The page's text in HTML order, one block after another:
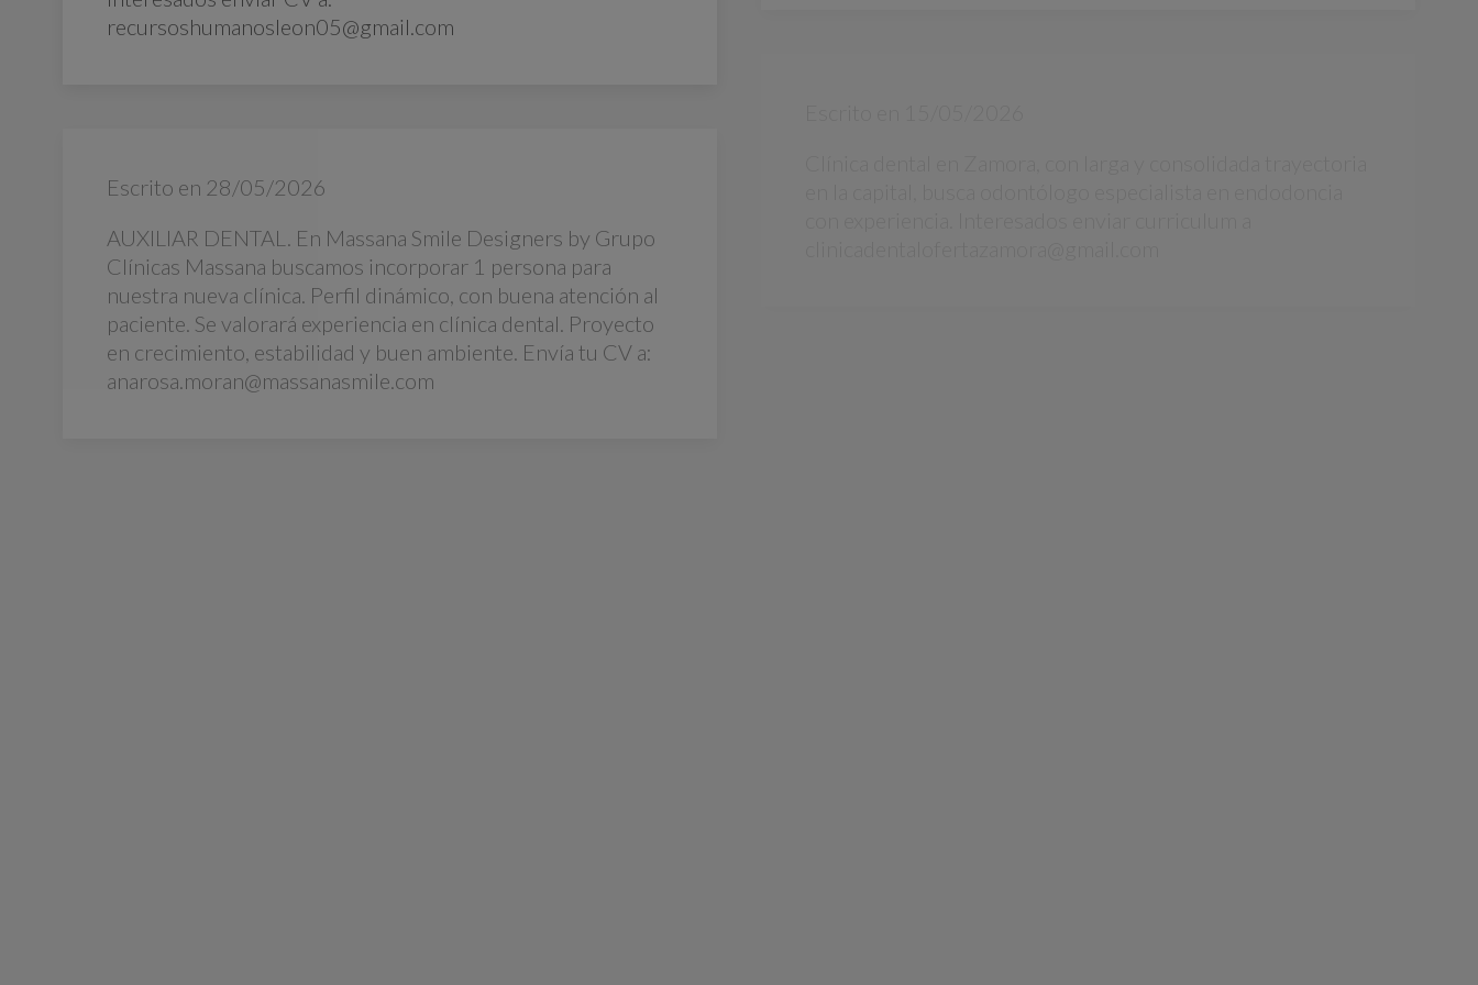
recursoshumanosleon05@gmail.com
Escrito en 28/05/2026
AUXILIAR DENTAL. En Massana Smile Designers by Grupo
Clínicas Massana buscamos incorporar 1 persona para
nuestra nueva clínica. Perfil dinámico, con buena atención al
paciente. Se valorará experiencia en clínica dental. Proyecto
en crecimiento, estabilidad y buen ambiente. Envía tu CV a:
anarosa.moran@massanasmile.com